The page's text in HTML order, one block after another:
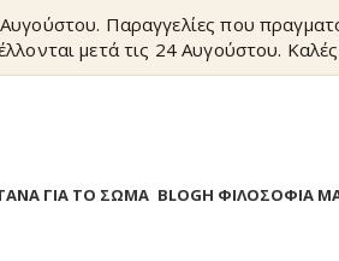
Παραγγελίες που
μετά τις 24 Αυγούστου.
ΓΙΑ ΤΟ ΣΩΜΑ BLOGΗ ΦΙΛΟΣΟΦΙΑ